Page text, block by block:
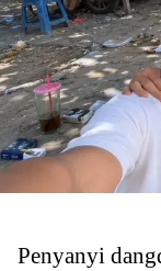
Penyanyi